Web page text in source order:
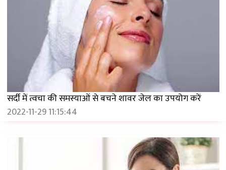
सर्दी में त्वचा की समस्याओं से बचने शावर जेल का उपयोग करें
2022-11-29 11:15:44